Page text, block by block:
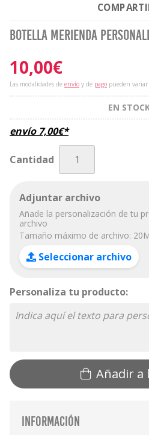
Botella merienda
10,00€
Las modalidades de envío y de pago pueden
EN
envío 7,00€*
Cantidad
Adjuntar archivo
Añade la personalización de tu
archivo
Tamaño máximo de archivo:
Seleccionar archivo
Personaliza tu producto:
Añadir a
Información